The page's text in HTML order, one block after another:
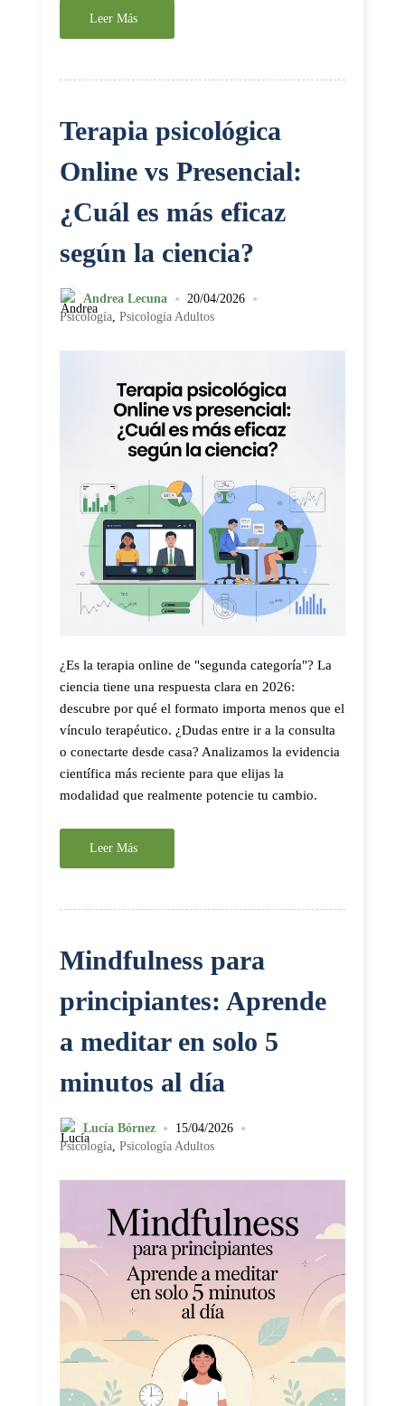
Leer Más
Terapia psicológica
Online vs Presencial:
¿Cuál es más eficaz
según la ciencia?
Andrea Lecuna • 20/04/2026 •
Psicología, Psicología Adultos
¿Es la terapia online de "segunda categoría"? La
ciencia tiene una respuesta clara en 2026:
descubre por qué el formato importa menos que el
vínculo terapéutico. ¿Dudas entre ir a la consulta
o conectarte desde casa? Analizamos la evidencia
científica más reciente para que elijas la
modalidad que realmente potencie tu cambio.
Leer Más
Mindfulness para
principiantes: Aprende
a meditar en solo 5
minutos al día
Lucía Bórnez • 15/04/2026 •
Psicología, Psicología Adultos